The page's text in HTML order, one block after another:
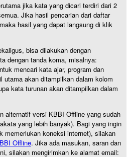
jika kata yang dicari terdiri dari 2
Jika hasil pencarian dari daftar
hasil yang dapat langsung di klik
bisa dilakukan dengan
dengan tanda koma, misalnya:
mencari kata ajar, program dan
utama akan ditampilkan dalam kolom
kata turunan akan ditampilkan dalam
alternatif versi KBBI Offline yang sudah
yang lebih banyak). Bagi yang ingin
memerlukan koneksi internet), silakan
Offline. Jika ada masukan, saran dan
silakan mengirimkan ke alamat email: